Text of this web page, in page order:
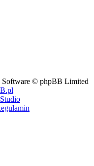
© phpBB Limited